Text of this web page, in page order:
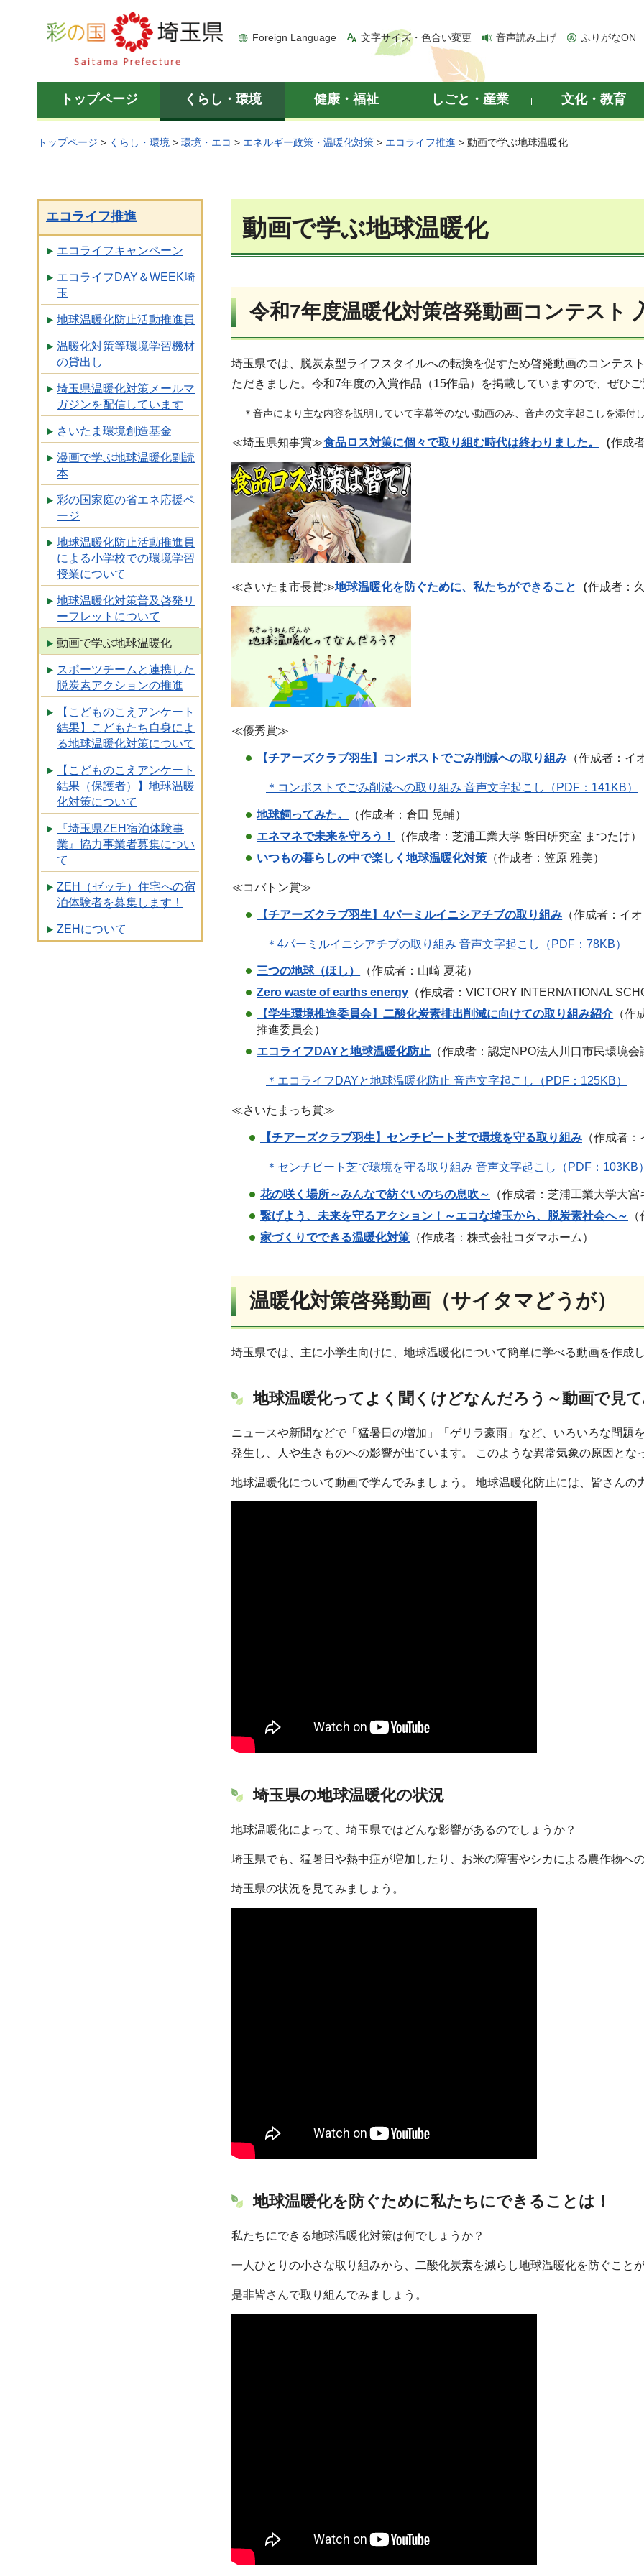
彩の国 埼玉県
Foreign Language 文字サイズ・色合い変更 音声読み上げ ふりがなON
トップページ くらし・環境 健康・福祉 しごと・産業 文化・教育
トップページ > くらし・環境 > 環境・エコ > エネルギー政策・温暖化対策 > エコライフ推進 > 動画で学ぶ地球温暖化
エコライフ推進
エコライフキャンペーン
エコライフDAY＆WEEK埼
玉
地球温暖化防止活動推進員
温暖化対策等環境学習機材
の貸出し
埼玉県温暖化対策メールマ
ガジンを配信しています
さいたま環境創造基金
漫画で学ぶ地球温暖化副読
本
彩の国家庭の省エネ応援ペ
ージ
地球温暖化防止活動推進員
による小学校での環境学習
授業について
地球温暖化対策普及啓発リ
ーフレットについて
動画で学ぶ地球温暖化
スポーツチームと連携した
脱炭素アクションの推進
【こどものこえアンケート
結果】こどもたち自身によ
る地球温暖化対策について
【こどものこえアンケート
結果（保護者）】地球温暖
化対策について
『埼玉県ZEH宿泊体験事
業』協力事業者募集につい
て
ZEH（ゼッチ）住宅への宿
泊体験者を募集します！
ZEHについて
動画で学ぶ地球温暖化
令和7年度温暖化対策啓発動画コンテスト
埼玉県では、脱炭素型ライフスタイルへの転換を促すため啓発動画のコンテス
ただきました。令和7年度の入賞作品（15作品）を掲載していますので、ぜひご
＊音声により主な内容を説明していて字幕等のない動画のみ、音声の文字起こしを添付し
≪埼玉県知事賞≫食品ロス対策に個々で取り組む時代は終わりました。 （作成
≪さいたま市長賞≫地球温暖化を防ぐために、私たちができること （作成者：
≪優秀賞≫
【チアーズクラブ羽生】コンポストでごみ削減への取り組み （作成者：イ
＊コンポストでごみ削減への取り組み 音声文字起こし（PDF：141KB）
地球飼ってみた。
（作成者：倉田 晃輔）
エネマネで未来を守ろう！
（作成者：芝浦工業大学 磐田研究室 まつたけ）
いつもの暮らしの中で楽しく地球温暖化対策 （作成者：笠原 雅美）
≪コバトン賞≫
【チアーズクラブ羽生】4パーミルイニシアチブの取り組み （作成者：イ
＊4パーミルイニシアチブの取り組み 音声文字起こし（PDF：78KB）
三つの地球（ほし）
（作成者：山崎 夏花）
Zero waste of earths energy （作成者：VICTORY INTERNATIONAL
【学生環境推進委員会】二酸化炭素排出削減に向けての取り組み紹介（作
推進委員会）
エコライフDAYと地球温暖化防止 （作成者：認定NPO法人川口市民環境会
＊エコライフDAYと地球温暖化防止 音声文字起こし（PDF：125KB）
≪さいたまっち賞≫
【チアーズクラブ羽生】センチピート芝で環境を守る取り組み （作成者
＊センチピート芝で環境を守る取り組み 音声文字起こし（PDF：103KB）
花の咲く場所～みんなで紡ぐいのちの息吹～
（作成者：芝浦工業大学大
繋げよう、未来を守るアクション！～エコな埼玉から、脱炭素社会へ～
家づくりでできる温暖化対策 （作成者：株式会社コダマホーム）
温暖化対策啓発動画（サイタマどうが）
埼玉県では、主に小学生向けに、地球温暖化について簡単に学べる動画を作成し
地球温暖化ってよく聞くけどなんだろう～動画で見
ニュースや新聞などで「猛暑日の増加」「ゲリラ豪雨」など、いろいろな問題
発生し、人や生きものへの影響が出ています。 このような異常気象の原因とな
地球温暖化について動画で学んでみましょう。 地球温暖化防止には、皆さんの
埼玉県の地球温暖化の状況
地球温暖化によって、埼玉県ではどんな影響があるのでしょうか？
埼玉県でも、猛暑日や熱中症が増加したり、お米の障害やシカによる農作物へ
埼玉県の状況を見てみましょう。
地球温暖化を防ぐために私たちにできることは！
私たちにできる地球温暖化対策は何でしょうか？
一人ひとりの小さな取り組みから、二酸化炭素を減らし地球温暖化を防ぐこと
是非皆さんで取り組んでみましょう。